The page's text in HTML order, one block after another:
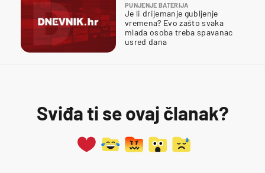
PUNJENJE BATERIJA
Je li drijemanje gubljenje
vremena? Evo zašto svaka
mlada osoba treba spavanac
usred dana
Sviđa ti se ovaj članak?